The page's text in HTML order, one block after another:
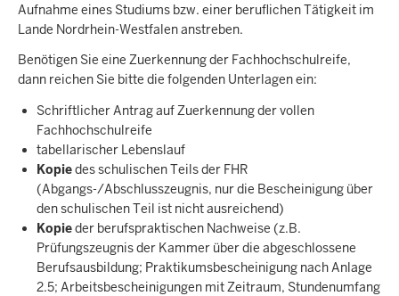
Aufnahme eines Studiums bzw. einer beruflichen Tätigkeit im
Lande Nordrhein-Westfalen anstreben.
Benötigen Sie eine Zuerkennung der Fachhochschulreife,
dann reichen Sie bitte die folgenden Unterlagen ein:
Schriftlicher Antrag auf Zuerkennung der vollen
Fachhochschulreife
tabellarischer Lebenslauf
Kopiedes schulischen Teils der FHR
(Abgangs-/Abschlusszeugnis, nur die Bescheinigung über
den schulischen Teil ist nicht ausreichend)
Kopieder berufspraktischen Nachweise (z.B.
Prüfungszeugnis der Kammer über die abgeschlossene
Berufsausbildung; Praktikumsbescheinigung nach Anlage
2.5; Arbeitsbescheinigungen mit Zeitraum, Stundenumfang